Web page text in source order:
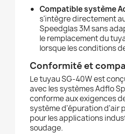
Compatible système
s'intègre directement
Speedglas 3M sans
le remplacement du
lorsque les conditions
Conformité et
Le tuyau SG-40W est
avec les systèmes Adflo
conforme aux exigences
système d'épuration d'air
pour les applications
soudage.